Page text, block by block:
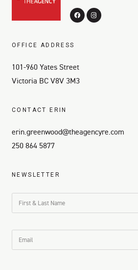
OFFICE ADDRESS
101-960 Yates Street
Victoria BC V8V 3M3
CONTACT ERIN
erin.greenwood@theagencyre.com
250 864 5877
NEWSLETTER